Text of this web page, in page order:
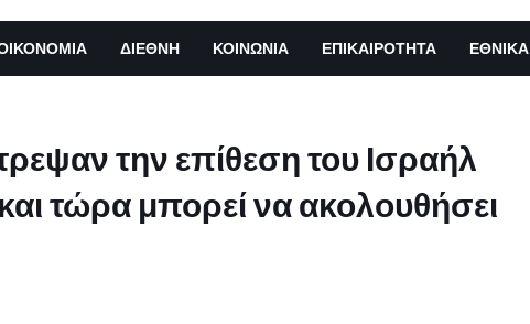
ΔΙΕΘΝΗ ΚΟΙΝΩΝΙΑ ΕΠΙΚΑΙΡΟΤΗΤΑ ΕΘΝΙΚΑ
την επίθεση του Ισραήλ
τώρα μπορεί να ακολουθήσει